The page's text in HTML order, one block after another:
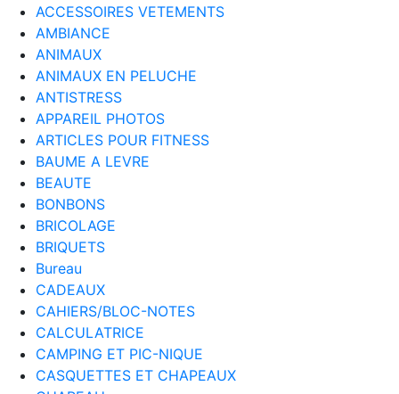
ACCESSOIRES VETEMENTS
AMBIANCE
ANIMAUX
ANIMAUX EN PELUCHE
ANTISTRESS
APPAREIL PHOTOS
ARTICLES POUR FITNESS
BAUME A LEVRE
BEAUTE
BONBONS
BRICOLAGE
BRIQUETS
Bureau
CADEAUX
CAHIERS/BLOC-NOTES
CALCULATRICE
CAMPING ET PIC-NIQUE
CASQUETTES ET CHAPEAUX